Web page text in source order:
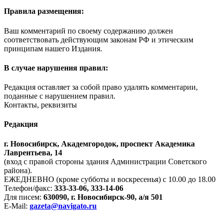
Правила размещения:
Ваш комментарий по своему содержанию должен
соответствовать действующим законам РФ и этическим
принципам нашего Издания.
В случае нарушения правил:
Редакция оставляет за собой право удалять комментарии,
поданные с нарушением правил.
Контакты, реквизиты
Редакция
г. Новосибирск, Академгородок, проспект Академика
Лаврентьева, 14
(вход с правой стороны здания Администрации Советского
района).
ЕЖЕДНЕВНО (кроме субботы и воскресенья) с 10.00 до 18.00
Телефон/факс: 333-33-06, 333-14-06
Для писем: 630090, г. Новосибирск-90, а/я 501
E-Mail: gazeta@navigato.ru